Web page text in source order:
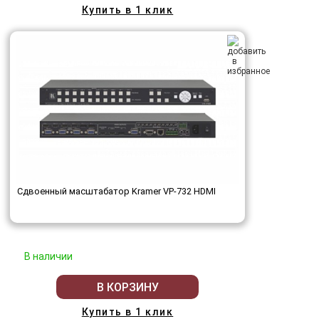
Купить в 1 клик
Сдвоенный масштабатор Kramer VP-732 HDMI
В наличии
В КОРЗИНУ
Купить в 1 клик